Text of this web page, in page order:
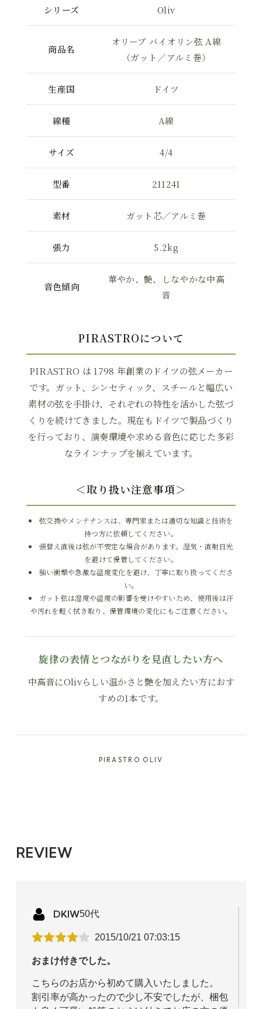
シリーズ Oliv
商品名
オリーブ バイオリン弦 A線
（ガット／アルミ巻）
生産国 ドイツ
線種 A線
サイズ 4/4
型番 211241
素材 ガット芯／アルミ巻
張力 5.2kg
音色傾向
華やか、艶、しなやかな中高
音
PIRASTROについて
PIRASTRO は 1798 年創業のドイツの弦メーカー
です。ガット、シンセティック、スチールと幅広い
素材の弦を手掛け、それぞれの特性を活かした弦づ
くりを続けてきました。現在もドイツで製品づくり
を行っており、演奏環境や求める音色に応じた多彩
なラインナップを揃えています。
＜取り扱い注意事項＞
弦交換やメンテナンスは、専門家または適切な知識と技術を
持つ方に依頼してください。
張替え直後は弦が不安定な場合があります。湿気・直射日光
を避けて保管してください。
強い衝撃や急激な温度変化を避け、丁寧に取り扱ってくださ
い。
ガット弦は湿度や温度の影響を受けやすいため、使用後は汗
や汚れを軽く拭き取り、保管環境の変化にもご注意ください。
旋律の表情とつながりを見直したい方へ
中高音にOlivらしい温かさと艶を加えたい方におす
すめの1本です。
PIRASTRO OLIV
REVIEW
DKIW50代
2015/10/21 07:03:15
おまけ付きでした。
こちらのお店から初めて購入いたしました。
割引率が高かったので少し不安でしたが、梱包
13 1/4
4,466円(税込)
13 1/4